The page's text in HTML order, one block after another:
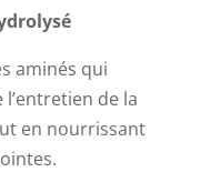
aminés qui
de la
en nourrissant